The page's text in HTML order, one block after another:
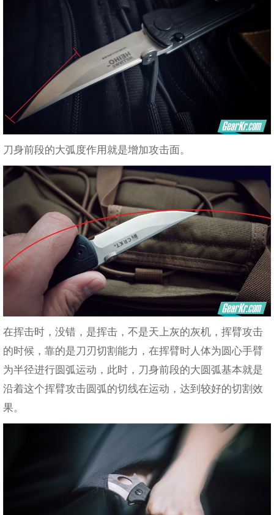
刀身前段的大弧度作用就是增加攻击面。
在挥击时，没错，是挥击，不是天上灰的灰机，挥臂攻击
的时候，靠的是刀刃切割能力，在挥臂时人体为圆心手臂
为半径进行圆弧运动，此时，刀身前段的大圆弧基本就是
沿着这个挥臂攻击圆弧的切线在运动，达到较好的切割效
果。